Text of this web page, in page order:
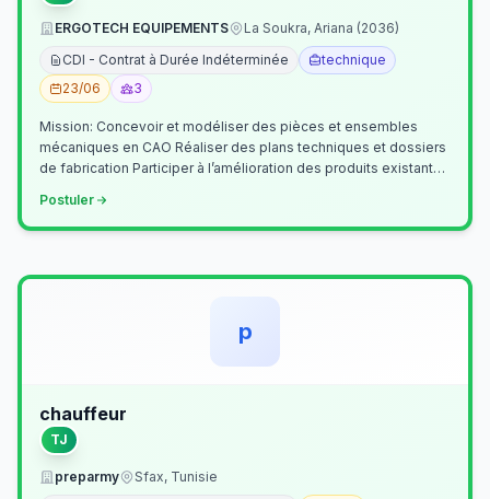
ERGOTECH EQUIPEMENTS
La Soukra, Ariana (2036)
CDI - Contrat à Durée Indéterminée
technique
23/06
3
Mission: Concevoir et modéliser des pièces et ensembles
mécaniques en CAO Réaliser des plans techniques et dossiers
de fabrication Participer à l’amélioration des produits existants
Postuler
p
chauffeur
TJ
preparmy
Sfax, Tunisie